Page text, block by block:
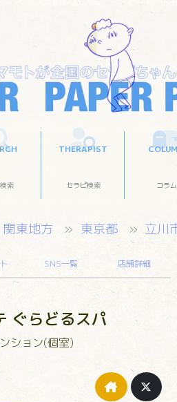
索
THERAPIST
セラピ検索 コラム
関東地方 東京都 立川
SNS一覧 店舗詳細
ぐらどるスパ
ション(個室)